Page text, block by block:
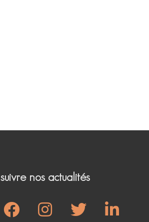
suivre nos actualités